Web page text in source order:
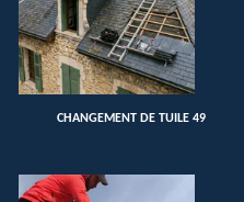
CHANGEMENT DE TUILE 49